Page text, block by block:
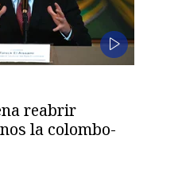
reabrir
la colombo-